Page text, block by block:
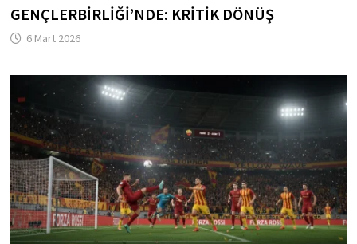
GENÇLERBIRLIĞI’NDE: KRITIK DÖNÜŞ
6 Mart 2026